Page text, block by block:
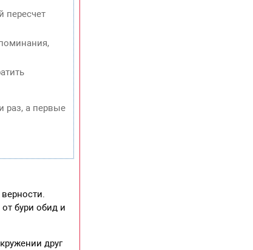
пересчет
раз, а первые
от бури обид и
друг